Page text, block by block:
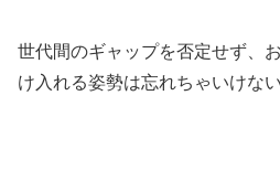
世代間のギャップを否定せず、
け入れる姿勢は忘れちゃいけな